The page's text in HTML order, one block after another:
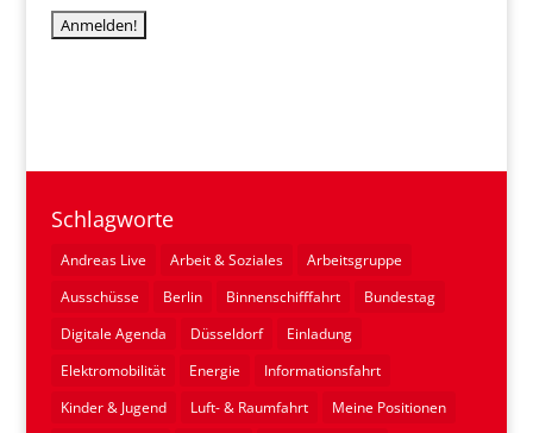
Schlagworte
Andreas Live Arbeit & Soziales
Arbeitsgruppe
Ausschüsse
Berlin Binnenschifffahrt
Bundestag
Digitale Agenda
Düsseldorf
Einladung
Elektromobilität
Energie
Informationsfahrt
Kinder & Jugend
Luft- & Raumfahrt
Meine Positionen